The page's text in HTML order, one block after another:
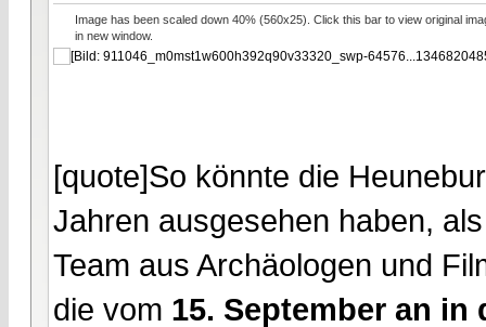
Image has been scaled down 40% (560x25). Click this bar to view original
in new window.
[quote]So könnte die
Jahren ausgesehen haben,
Team aus Archäologen und
die vom 15. September an